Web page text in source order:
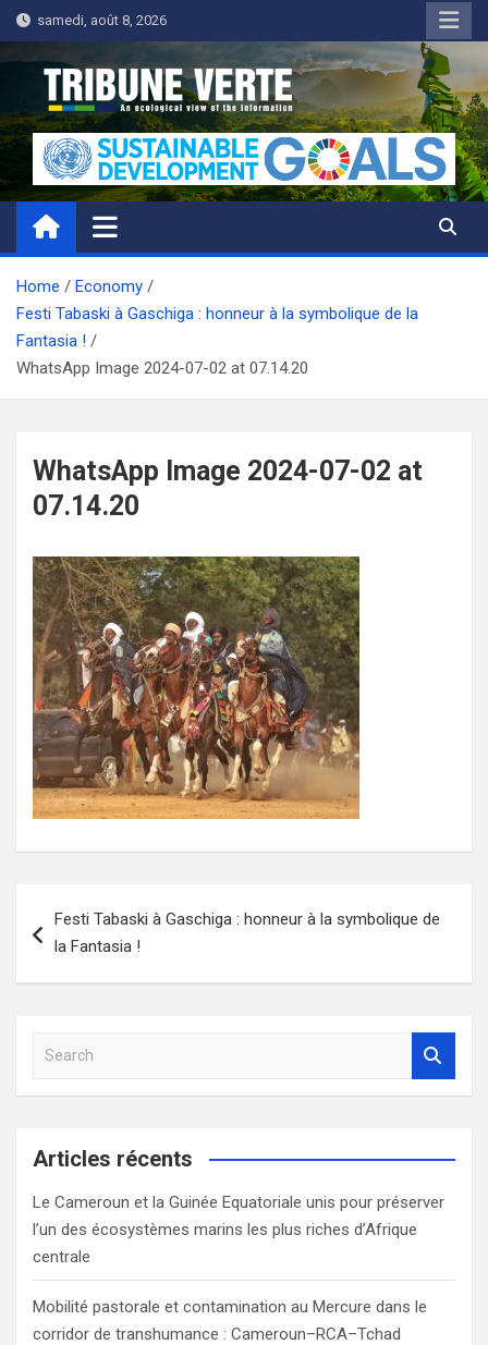
Skip
to
content
samedi, août 8, 2026
Tribune Verte
Un regard écologique de l'information
Home
Economy
Festi Tabaski à Gaschiga : honneur à la symbolique de la
Fantasia !
WhatsApp Image 2024-07-02 at 07.14.20
WhatsApp Image 2024-07-02 at
07.14.20
de
Festi Tabaski à Gaschiga : honneur à la symbolique de
la Fantasia !
a
c
Articles récents
Le Cameroun et la Guinée Equatoriale unis pour préserver
l’un des écosystèmes marins les plus riches d’Afrique
centrale
Mobilité pastorale et contamination au Mercure dans le
corridor de transhumance : Cameroun–RCA–Tchad